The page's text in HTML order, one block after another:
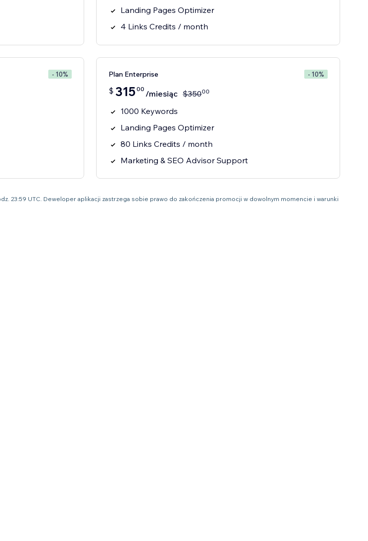
Landing Pages Optimizer
4 Links Credits / month
- 10% Plan Enterprise - 10%
$ 31500 /miesiąc $35000
1000 Keywords
Landing Pages Optimizer
80 Links Credits / month
Marketing & SEO Advisor Support
23:59 UTC. Deweloper aplikacji zastrzega sobie prawo do zakończenia promocji w dowolnym momencie i warunki